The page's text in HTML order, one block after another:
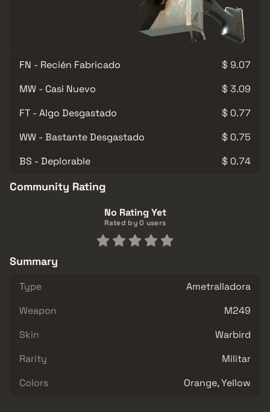
FN - Recién Fabricado
$ 9.07
MW - Casi Nuevo
$ 3.09
FT - Algo Desgastado
$ 0.77
WW - Bastante Desgastado
$ 0.75
BS - Deplorable
$ 0.74
Community Rating
No Rating Yet
Rated by 0 users
Summary
Type
Ametralladora
Weapon
M249
Skin
Warbird
Rarity
Militar
Colors
Orange, Yellow